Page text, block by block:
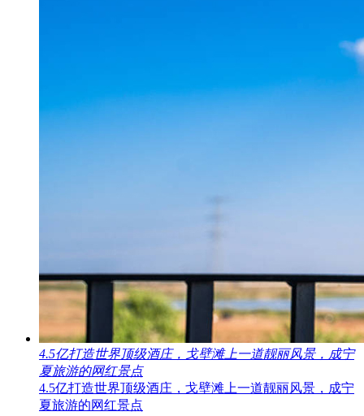
4.5亿打造世界顶级酒庄，戈壁滩上一道靓丽风景，成宁
夏旅游的网红景点
4.5亿打造世界顶级酒庄，戈壁滩上一道靓丽风景，成宁
夏旅游的网红景点